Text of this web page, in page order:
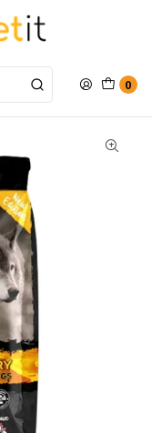
0
Míranos en Maps
3kg